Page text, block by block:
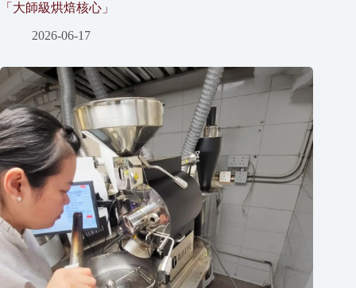
「大師級烘焙核心」
2026-06-17